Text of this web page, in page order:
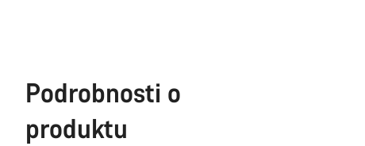
Podrobnosti o
produktu